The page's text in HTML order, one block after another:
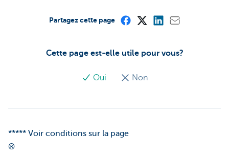
Cette page est-elle utile pour vous?
Oui Non
Partagez cette page
***** Voir conditions sur la page
®